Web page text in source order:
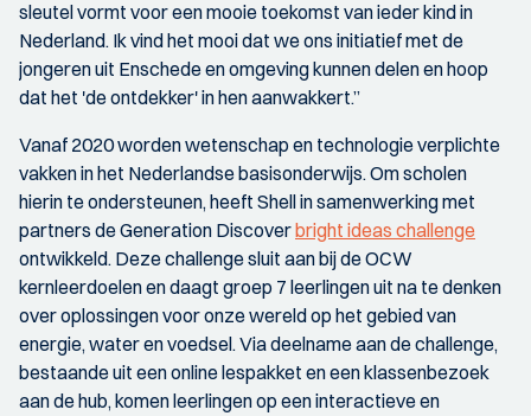
sleutel vormt voor een mooie toekomst van ieder kind in
Nederland. Ik vind het mooi dat we ons initiatief met de
jongeren uit Enschede en omgeving kunnen delen en hoop
dat het 'de ontdekker' in hen aanwakkert.”
Vanaf 2020 worden wetenschap en technologie verplichte
vakken in het Nederlandse basisonderwijs. Om scholen
hierin te ondersteunen, heeft Shell in samenwerking met
partners de Generation Discoverbright ideas challenge
ontwikkeld. Deze challenge sluit aan bij de OCW
kernleerdoelen en daagt groep 7 leerlingen uit na te denken
over oplossingen voor onze wereld op het gebied van
energie, water en voedsel. Via deelname aan de challenge,
bestaande uit een online lespakket en een klassenbezoek
aan de hub, komen leerlingen op een interactieve en